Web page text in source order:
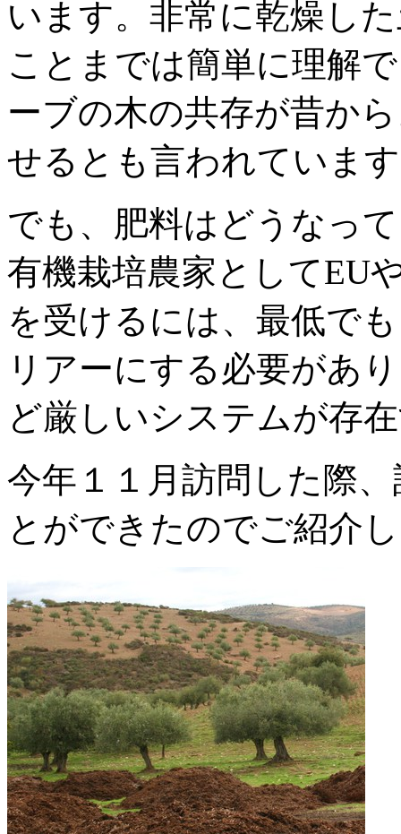
います。非常に乾燥し
ことまでは簡単に理解
ーブの木の共存が昔か
せるとも言われていま
でも、肥料はどうなっ
有機栽培農家としてEU
を受けるには、最低で
リアーにする必要があ
ど厳しいシステムが存
今年１１月訪問した際
とができたのでご紹介